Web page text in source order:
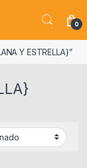
0
Y ESTRELLA}”